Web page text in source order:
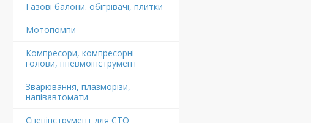
Газові балони. обігрівачі, плитки
Мотопомпи
Компресори, компресорні
голови, пневмоінструмент
Зварювання, плазморізи,
напівавтомати
Спецінструмент для СТО